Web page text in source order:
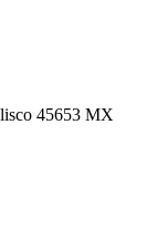
45653 MX